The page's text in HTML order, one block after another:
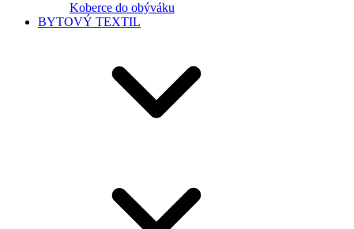
Koberce do obýváku
BYTOVÝ TEXTIL